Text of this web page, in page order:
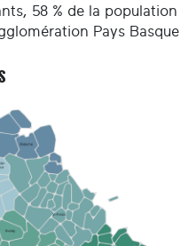
58 % de la population
Pays Basque